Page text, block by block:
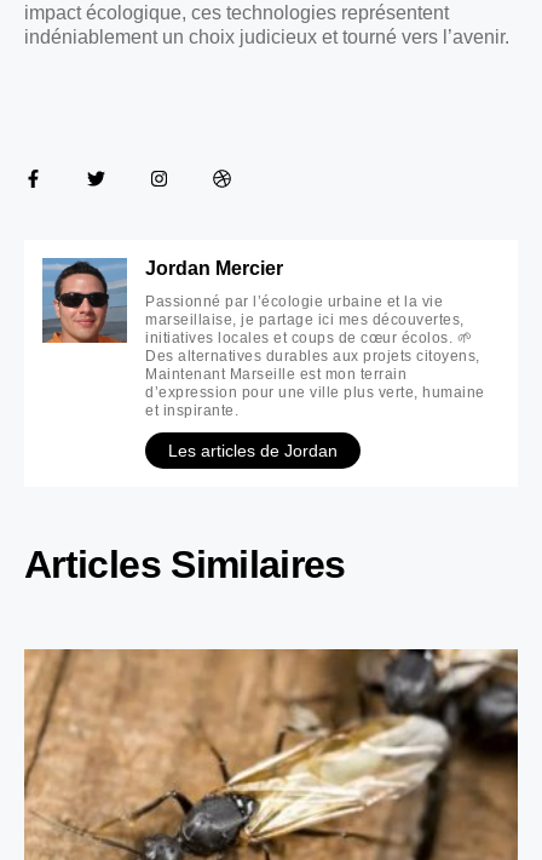
impact écologique, ces technologies représentent
indéniablement un choix judicieux et tourné vers l’avenir.
Jordan Mercier
Passionné par l’écologie urbaine et la vie
marseillaise, je partage ici mes découvertes,
initiatives locales et coups de cœur écolos. 🌱
Des alternatives durables aux projets citoyens,
Maintenant Marseille est mon terrain
d’expression pour une ville plus verte, humaine
et inspirante.
Les articles de Jordan
Articles Similaires